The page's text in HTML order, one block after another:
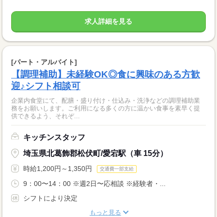
求人詳細を見る
[パート・アルバイト]
【調理補助】未経験OK◎食に興味のある方歓
迎♪シフト相談可
企業内食堂にて、配膳・盛り付け・仕込み・洗浄などの調理補助業
務をお願いします。ご利用になる多くの方に温かい食事を素早く提
供できるよう、それぞ...
キッチンスタッフ
埼玉県北葛飾郡松伏町/愛宕駅（車 15分）
時給1,200円～1,350円 交通費一部支給
9：00〜14：00 ※週2日〜応相談 ※経験者・...
シフトにより決定
もっと見る